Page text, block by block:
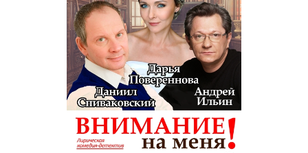
Виртуальный тур
Контакты
Вакансии